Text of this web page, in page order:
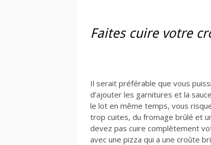
Faites cuire votre
Il serait préférable que vous
d’ajouter les garnitures et la
le lot en même temps, vous
trop cuites, du fromage brûlé et
devez pas cuire complètement
avec une pizza qui a une croûte